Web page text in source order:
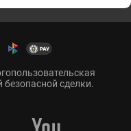
сделки.